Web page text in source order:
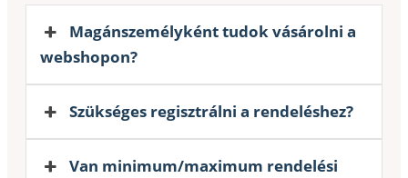
Magánszemélyként tudok vásárolni a
webshopon?
Szükséges regisztrálni a rendeléshez?
Van minimum/maximum rendelési